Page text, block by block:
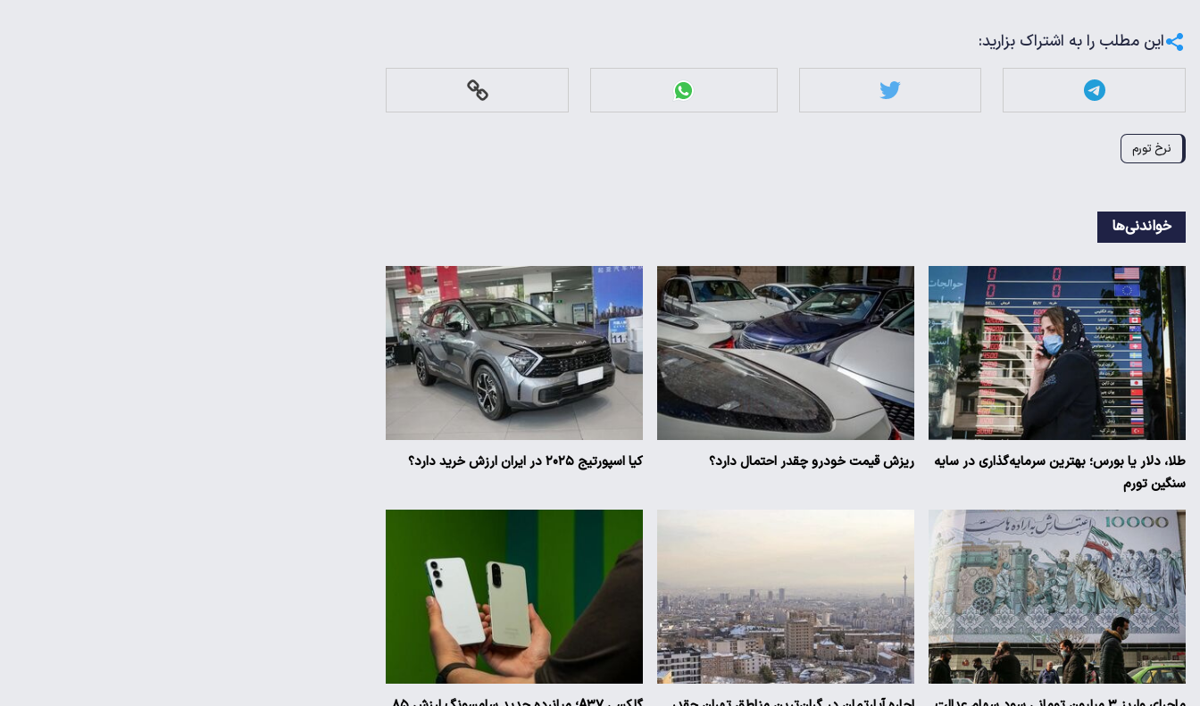
این مطلب را به اشتراک بزارید:
نرخ تورم
خواندنی‌ها
طلا، دلار یا بورس؛ بهترین سرمایه‌گذاری در سایه
سنگین تورم
ریزش قیمت خودرو چقدر احتمال دارد؟ کیا اسپورتیج ۲۰۲۵ در ایران ارزش خرید دارد؟